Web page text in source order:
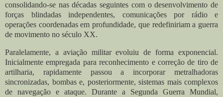
consolidando-se nas décadas seguintes com o desenvolvimento de
forças blindadas independentes, comunicações por rádio e
operações coordenadas em profundidade, que redefiniriam a guerra
de movimento no século XX.
Paralelamente, a aviação militar evoluiu de forma exponencial.
Inicialmente empregada para reconhecimento e correção de tiro de
artilharia, rapidamente passou a incorporar metralhadoras
sincronizadas, bombas e, posteriormente, sistemas mais complexos
de navegação e ataque. Durante a Segunda Guerra Mundial,